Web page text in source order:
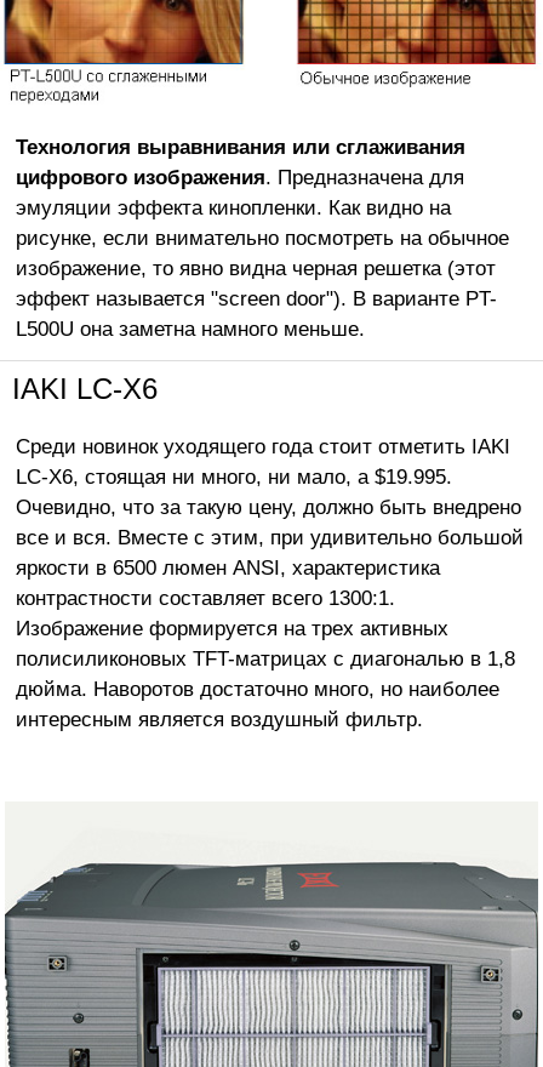
Технология выравнивания или сглаживания
цифрового изображения. Предназначена для
эмуляции эффекта кинопленки. Как видно на
рисунке, если внимательно посмотреть на обычное
изображение, то явно видна черная решетка (этот
эффект называется "screen door"). В варианте PT-
L500U она заметна намного меньше.
IAKI LC-X6
Среди новинок уходящего года стоит отметить IAKI
LC-X6, стоящая ни много, ни мало, а $19.995.
Очевидно, что за такую цену, должно быть внедрено
все и вся. Вместе с этим, при удивительно большой
яркости в 6500 люмен ANSI, характеристика
контрастности составляет всего 1300:1.
Изображение формируется на трех активных
полисиликоновых TFT-матрицах с диагональю в 1,8
дюйма. Наворотов достаточно много, но наиболее
интересным является воздушный фильтр.